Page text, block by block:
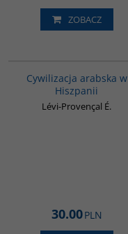
ZOBACZ
Cywilizacja arabska w
Hiszpanii
Lévi-Provençal É.
30.00PLN